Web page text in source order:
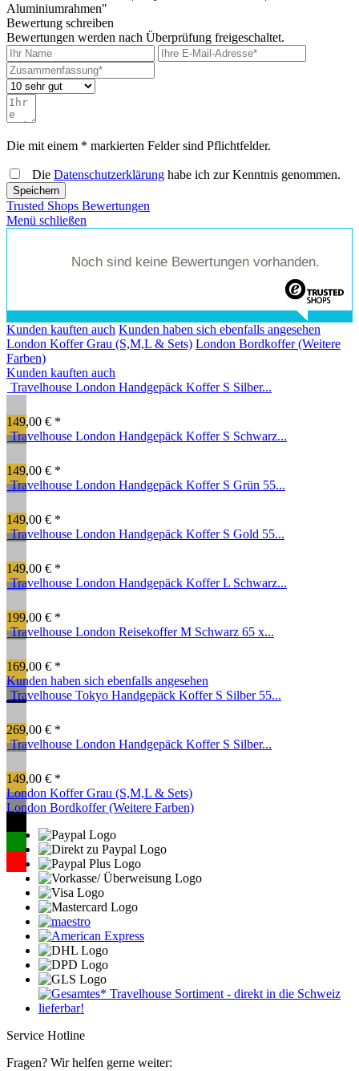
Aluminiumrahmen"
Bewertung schreiben
Bewertungen werden nach Überprüfung freigeschaltet.
Die mit einem * markierten Felder sind Pflichtfelder.
Die Datenschutzerklärung habe ich zur Kenntnis genommen.
Speichern
Trusted Shops Bewertungen
Menü schließen
Noch sind keine Bewertungen vorhanden.
Kunden kauften auch Kunden haben sich ebenfalls angesehen
London Koffer Grau (S,M,L & Sets) London Bordkoffer (Weitere
Farben)
Kunden kauften auch
Travelhouse London Handgepäck Koffer S Silber...
149,00 € *
Travelhouse London Handgepäck Koffer S Schwarz...
149,00 € *
Travelhouse London Handgepäck Koffer S Grün 55...
149,00 € *
Travelhouse London Handgepäck Koffer S Gold 55...
149,00 € *
Travelhouse London Handgepäck Koffer L Schwarz...
199,00 € *
Travelhouse London Reisekoffer M Schwarz 65 x...
169,00 € *
Kunden haben sich ebenfalls angesehen
Travelhouse Tokyo Handgepäck Koffer S Silber 55...
269,00 € *
Travelhouse London Handgepäck Koffer S Silber...
149,00 € *
London Koffer Grau (S,M,L & Sets)
London Bordkoffer (Weitere Farben)
Service Hotline
Fragen? Wir helfen gerne weiter: